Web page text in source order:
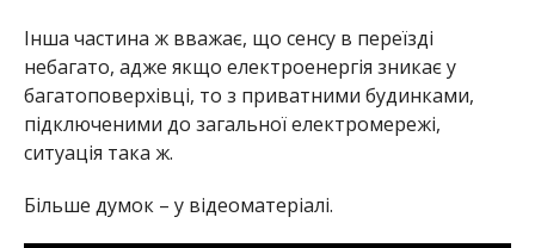
Інша частина ж вважає, що сенсу в переїзді
небагато, адже якщо електроенергія зникає у
багатоповерхівці, то з приватними будинками,
підключеними до загальної електромережі,
ситуація така ж.
Більше думок – у відеоматеріалі.